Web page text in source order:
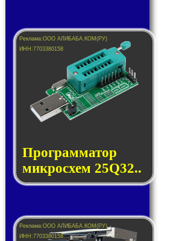
Прог­рам­ма­тор
мик­ро­схем 25Q32..